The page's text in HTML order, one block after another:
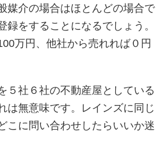
媒介の場合はほとんどの場合で
録をすることになるでしょう。
万円、他社から売れれば０円
５社６社の不動産屋としている
は無意味です。レインズに同じ
こに問い合わせしたらいいか迷